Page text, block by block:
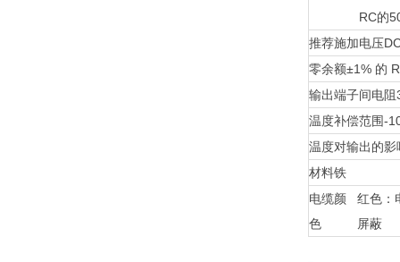
RC的
推荐施加电压
零余额±1% 的
输出端子间电阻
温度补偿范围-
温度对输出的影
材料铁
电缆颜
色
红色：
屏蔽